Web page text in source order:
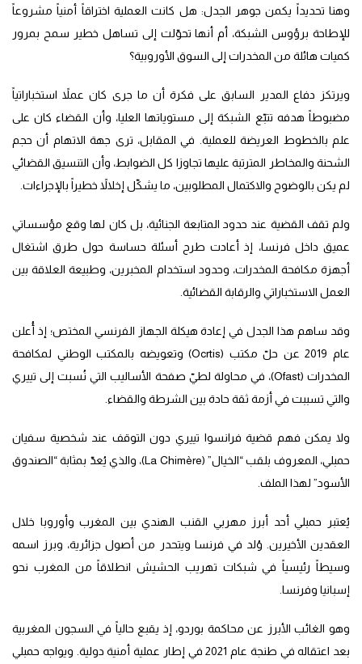
وهنا تحديداً يكمن جوهر الجدل: هل كانت العملية اختراقاً أمنياً مشروعاً
للإطاحة برؤوس الشبكة، أم أنها تحوّلت إلى تساهل خطير سمح بمرور
كميات هائلة من المخدرات إلى السوق الأوروبية؟
ويرتكز دفاع المدير السابق على فكرة أن ما جرى كان عملاً استخباراتياً
مضبوطاً هدفه تتبّع الشبكة إلى مستوياتها العليا، وأن القضاء كان على
علم بالخطوط العريضة للعملية. في المقابل، ترى جهة الاتهام أن حجم
الشحنة والمخاطر المترتبة عليها تجاوزا كل الضوابط، وأن التنسيق القضائي
لم يكن بالوضوح والاكتمال المطلوبين، ما يشكّل إخلالاً خطيراً بالإجراءات.
ولم تقف القضية عند حدود المتابعة الجنائية، بل كان لها وقع مؤسساتي
عميق داخل فرنسا، إذ أعادت طرح أسئلة حساسة حول طرق اشتغال
أجهزة مكافحة المخدرات، وحدود استخدام المخبرين، وطبيعة العلاقة بين
العمل الاستخباراتي والرقابة القضائية.
وقد ساهم هذا الجدل في إعادة هيكلة الجهاز الفرنسي المختص؛ إذ أُعلن
عام 2019 عن حلّ مكتب (Ocrtis) وتعويضه بالمكتب الوطني لمكافحة
المخدرات (Ofast)، في محاولة لطيّ صفحة الأساليب التي نُسبت إلى تييري
والتي تسببت في أزمة ثقة حادة بين الشرطة والقضاء.
ولا يمكن فهم قضية فرانسوا تييري دون التوقف عند شخصية سفيان
حمبلي، المعروف بلقب “الخيال” (La Chimère)، والذي يُعدّ بمثابة “الصندوق
الأسود” لهذا الملف.
يُعتبر حمبلي أحد أبرز مهربي القنب الهندي بين المغرب وأوروبا خلال
العقدين الأخيرين. وُلد في فرنسا ويتحدر من أصول جزائرية، وبرز اسمه
وسيطاً رئيسياً في شبكات تهريب الحشيش انطلاقاً من المغرب نحو
إسبانيا وفرنسا.
وهو الغائب الأبرز عن محاكمة بوردو، إذ يقبع حالياً في السجون المغربية
بعد اعتقاله في طنجة عام 2021 في إطار عملية أمنية دولية. ويواجه حمبلي